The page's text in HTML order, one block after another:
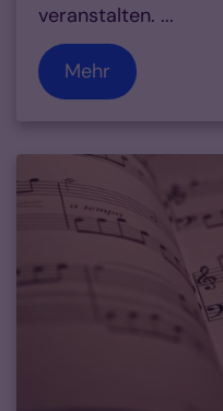
veranstalten. ...
Mehr